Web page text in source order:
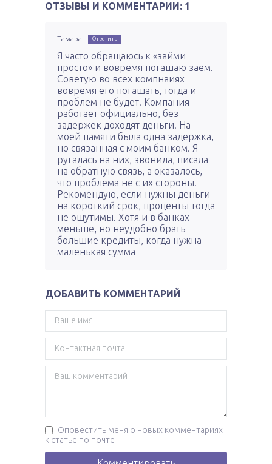
ОТЗЫВЫ И КОММЕНТАРИИ: 1
Тамара Ответить
Я часто обращаюсь к «займи
просто» и вовремя погашаю заем.
Советую во всех компнаиях
вовремя его погашать, тогда и
проблем не будет. Компания
работает официально, без
задержек доходят деньги. На
моей памяти была одна задержка,
но связанная с моим банком. Я
ругалась на них, звонила, писала
на обратную связь, а оказалось,
что проблема не с их стороны.
Рекомендую, если нужны деньги
на короткий срок, проценты тогда
не ощутимы. Хотя и в банках
меньше, но неудобно брать
большие кредиты, когда нужна
маленькая сумма
ДОБАВИТЬ КОММЕНТАРИЙ
Оповестить меня о новых комментариях
к статье по почте